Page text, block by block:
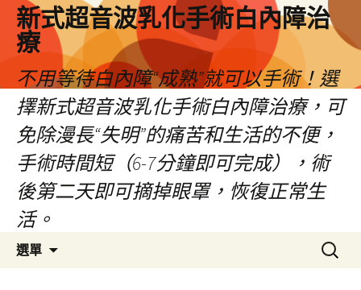
新式超音波乳化手術白內障治
療
不用等待白內障“成熟”就可以手術！選
擇新式超音波乳化手術白內障治療，可
免除漫長“失明”的痛苦和生活的不便，
手術時間短（6-7分鐘即可完成），術
後第二天即可摘掉眼罩，恢復正常生
活。
選單
搜
尋